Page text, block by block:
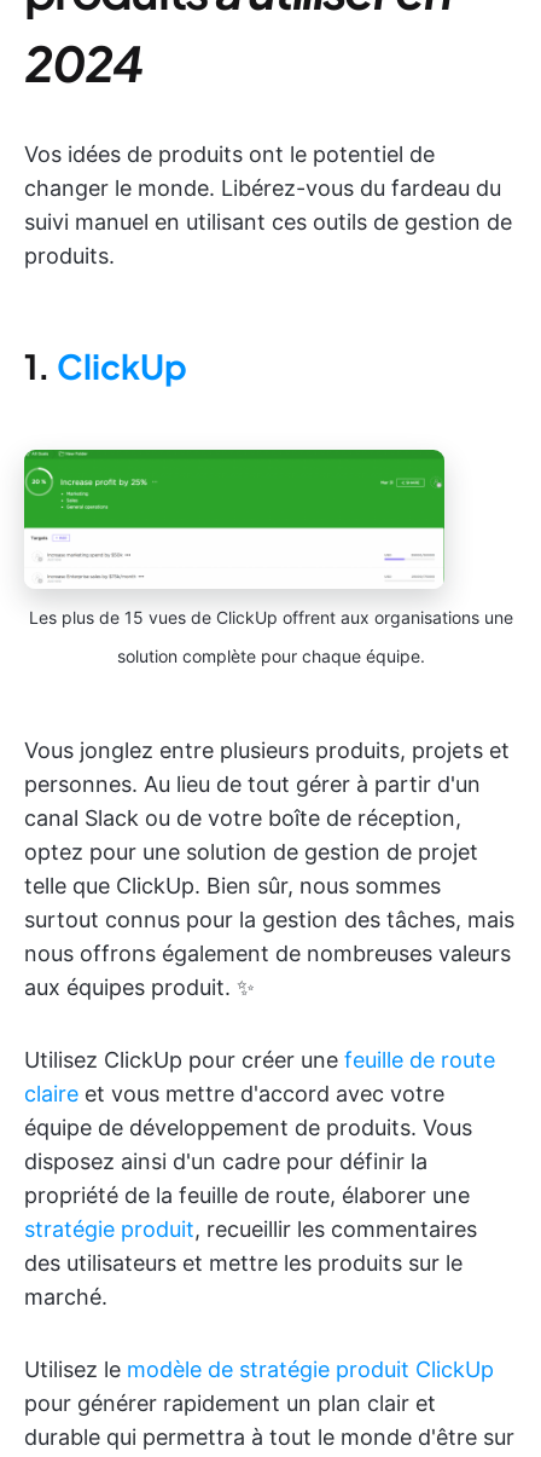
2024
Vos idées de produits ont le potentiel de
changer le monde. Libérez-vous du fardeau du
suivi manuel en utilisant ces outils de gestion de
produits.
1. ClickUp
Les plus de 15 vues de ClickUp offrent aux organisations une
solution complète pour chaque équipe.
Vous jonglez entre plusieurs produits, projets et
personnes. Au lieu de tout gérer à partir d'un
canal Slack ou de votre boîte de réception,
optez pour une solution de gestion de projet
telle que ClickUp. Bien sûr, nous sommes
surtout connus pour la gestion des tâches, mais
nous offrons également de nombreuses valeurs
aux équipes produit. ✨
Utilisez ClickUp pour créer une feuille de route
claire et vous mettre d'accord avec votre
équipe de développement de produits. Vous
disposez ainsi d'un cadre pour définir la
propriété de la feuille de route, élaborer une
stratégie produit, recueillir les commentaires
des utilisateurs et mettre les produits sur le
marché.
Utilisez le modèle de stratégie produit ClickUp
pour générer rapidement un plan clair et
durable qui permettra à tout le monde d'être sur